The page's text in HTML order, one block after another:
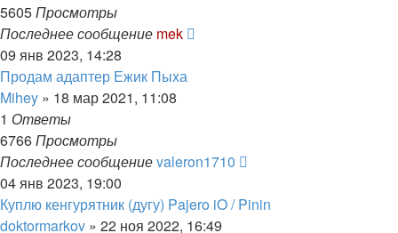
5605Просмотры
Последнее сообщение mek
09 янв 2023, 14:28
Продам адаптер Ежик Пыха
Mihey » 18 мар 2021, 11:08
1 Ответы
6766Просмотры
Последнее сообщениеvaleron1710
04 янв 2023, 19:00
Куплю кенгурятник (дугу) Pajero iO / Pinin
doktormarkov » 22 ноя 2022, 16:49